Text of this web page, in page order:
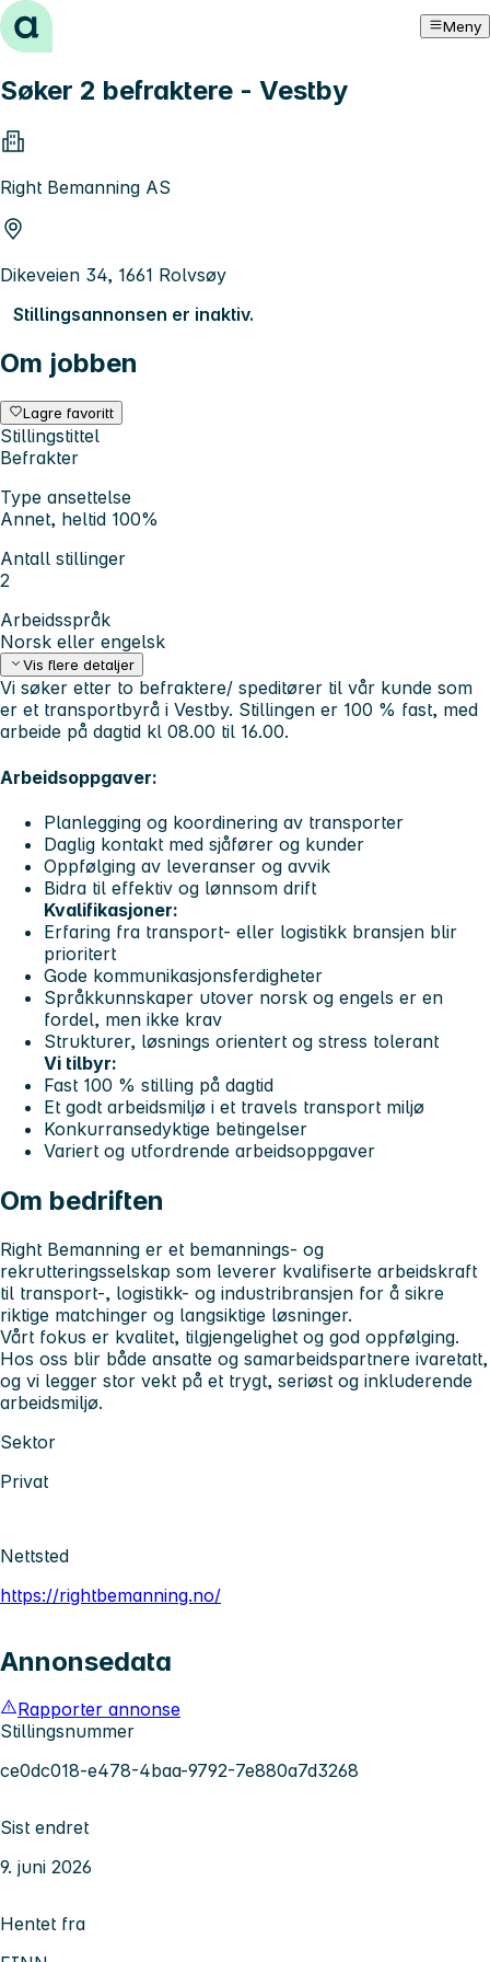
Hopp til innhold Meny
Søker 2 befraktere - Vestby
Right Bemanning AS
Dikeveien 34, 1661 Rolvsøy
Stillingsannonsen er inaktiv.
Om jobben
Lagre favoritt
Stillingstittel
Befrakter
Type ansettelse
Annet, heltid 100%
Antall stillinger
2
Arbeidsspråk
Norsk eller engelsk
Vis flere detaljer
Vi søker etter to befraktere/ speditører til vår kunde som
er et transportbyrå i Vestby. Stillingen er 100 % fast, med
arbeide på dagtid kl 08.00 til 16.00.
Arbeidsoppgaver:
Planlegging og koordinering av transporter
Daglig kontakt med sjåfører og kunder
Oppfølging av leveranser og avvik
Bidra til effektiv og lønnsom drift
Kvalifikasjoner:
Erfaring fra transport- eller logistikk bransjen blir
prioritert
Gode kommunikasjonsferdigheter
Språkkunnskaper utover norsk og engels er en
fordel, men ikke krav
Strukturer, løsnings orientert og stress tolerant
Vi tilbyr:
Fast 100 % stilling på dagtid
Et godt arbeidsmiljø i et travels transport miljø
Konkurransedyktige betingelser
Variert og utfordrende arbeidsoppgaver
Om bedriften
Right Bemanning er et bemannings- og
rekrutteringsselskap som leverer kvalifiserte arbeidskraft
til transport-, logistikk- og industribransjen for å sikre
riktige matchinger og langsiktige løsninger.
Vårt fokus er kvalitet, tilgjengelighet og god oppfølging.
Hos oss blir både ansatte og samarbeidspartnere ivaretatt,
og vi legger stor vekt på et trygt, seriøst og inkluderende
arbeidsmiljø.
Sektor
Privat
Nettsted
https://rightbemanning.no/
Annonsedata
Rapporter annonse
Stillingsnummer
ce0dc018-e478-4baa-9792-7e880a7d3268
Sist endret
9. juni 2026
Hentet fra